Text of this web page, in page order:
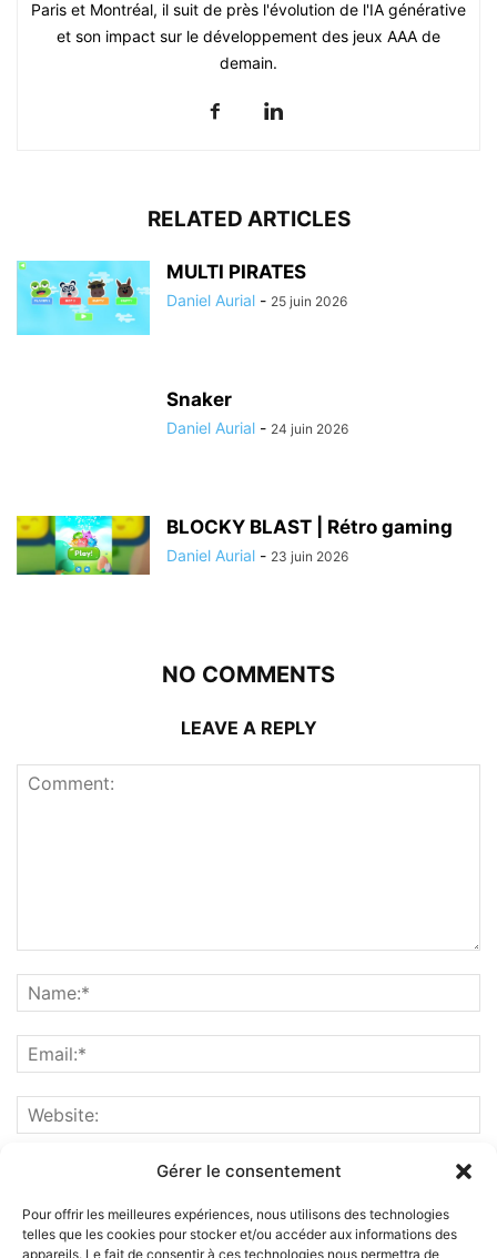
Gérer le consentement
Pour offrir les meilleures expériences, nous utilisons des technologies
telles que les cookies pour stocker et/ou accéder aux informations des
appareils. Le fait de consentir à ces technologies nous permettra de
Paris et Montréal, il suit de près l'évolution de l'IA générative
et son impact sur le développement des jeux AAA de
demain.
RELATED ARTICLES
MULTI PIRATES
Daniel Aurial - 25 juin 2026
Snaker
Daniel Aurial - 24 juin 2026
BLOCKY BLAST | Rétro gaming
Daniel Aurial - 23 juin 2026
NO COMMENTS
LEAVE A REPLY